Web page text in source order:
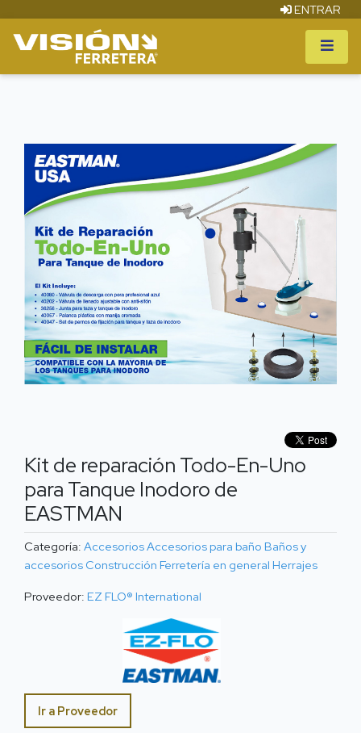
ENTRAR
Kit de reparación Todo-En-Uno
para Tanque Inodoro de
EASTMAN
Categoría: AccesoriosAccesorios para baño Baños y
accesorios Construcción Ferretería en general Herrajes
Proveedor: EZ FLO® International
Ir a Proveedor